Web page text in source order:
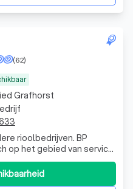
(62)
rioolbedrijven. BP
op het gebied van service
van het nieuwste en beste
om uw snel en vakkundig
zorgen voor een schone
Grafhorst